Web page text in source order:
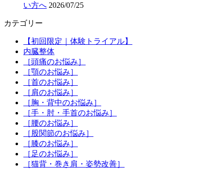
い方へ 2026/07/25
カテゴリー
【初回限定｜体験トライアル】
内臓整体
［頭痛のお悩み］
［顎のお悩み］
［首のお悩み］
［肩のお悩み］
［胸・背中のお悩み］
［手・肘・手首のお悩み］
［腰のお悩み］
［股関節のお悩み］
［膝のお悩み］
［足のお悩み］
［猫背・巻き肩・姿勢改善］